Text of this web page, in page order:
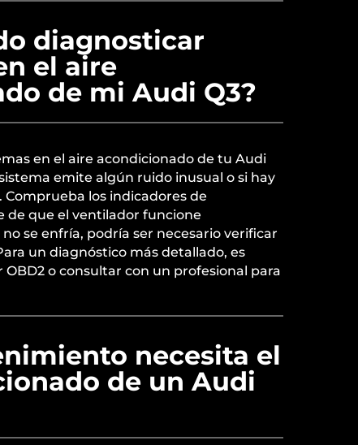
diagnosticar
el aire
de mi Audi Q3?
en el aire acondicionado de tu Audi
emite algún ruido inusual o si hay
los indicadores de
de que el ventilador funcione
se enfría, podría ser necesario verificar
un diagnóstico más detallado, es
o consultar con un profesional para
necesita el
de un Audi